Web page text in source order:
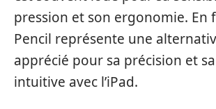
pression et son ergonomie. En
Pencil représente une
apprécié pour sa précision et
intuitive avec l’iPad.